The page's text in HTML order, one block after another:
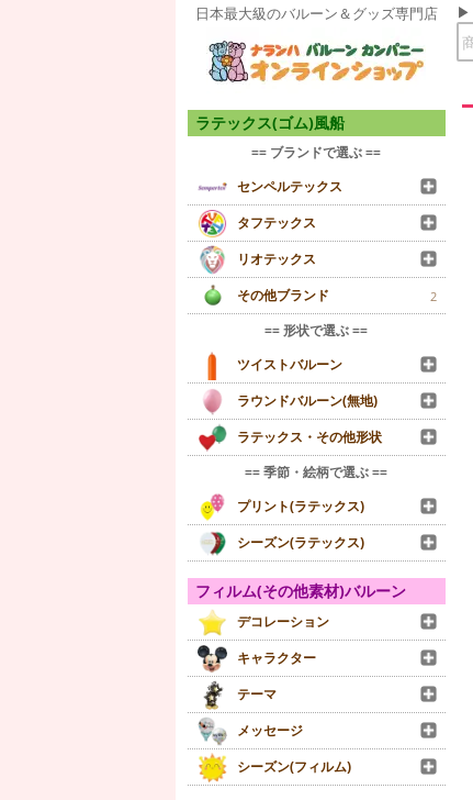
日本最大級のバルーン＆グッズ専門店
ラテックス(ゴム)風船
== ブランドで選ぶ ==
センペルテックス
タフテックス
リオテックス
その他ブランド
2
== 形状で選ぶ ==
ツイストバルーン
ラウンドバルーン(無地)
ラテックス・その他形状
== 季節・絵柄で選ぶ ==
プリント(ラテックス)
シーズン(ラテックス)
フィルム(その他素材)バルーン
デコレーション
キャラクター
テーマ
メッセージ
シーズン(フィルム)